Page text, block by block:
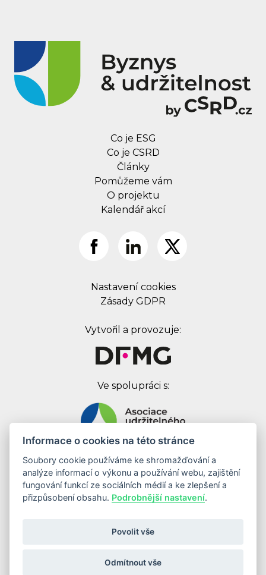
Odebírat newsletter
Co je ESG
Co je CSRD
Články
Pomůžeme vám
O projektu
Kalendář akcí
Nastavení cookies
Zásady GDPR
Vytvořil a provozuje:
Ve spolupráci s:
Digital First Marketing Group s.r.o.
Jankovcova 1037/49
170 00 Praha 7
IČ: 08262683
Informace o cookies na této stránce
Soubory cookie používáme ke shromažďování a
analýze informací o výkonu a používání webu, zajištění
fungování funkcí ze sociálních médií a ke zlepšení a
přizpůsobení obsahu. Podrobnější nastavení.
Povolit vše
Odmítnout vše